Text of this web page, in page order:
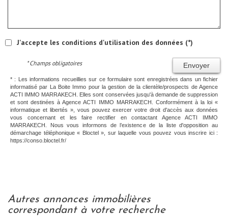
J'accepte les conditions d'utilisation des données (*)
Envoyer
* Champs obligatoires
* : Les informations recueillies sur ce formulaire sont enregistrées dans un fichier
informatisé par La Boite Immo pour la gestion de la clientèle/prospects de Agence
ACTI IMMO MARRAKECH. Elles sont conservées jusqu'à demande de suppression
et sont destinées à Agence ACTI IMMO MARRAKECH. Conformément à la loi «
informatique et libertés », vous pouvez exercer votre droit d'accès aux données
vous concernant et les faire rectifier en contactant Agence ACTI IMMO
MARRAKECH. Nous vous informons de l’existence de la liste d'opposition au
démarchage téléphonique « Bloctel », sur laquelle vous pouvez vous inscrire ici :
https://conso.bloctel.fr/
autres annonces immobilières
correspondant à votre recherche